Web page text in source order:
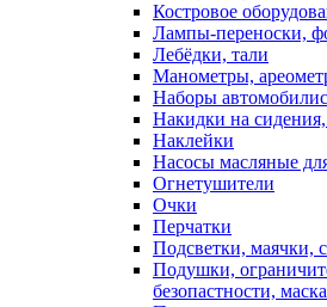
Костровое
Лампы-переноски,
Лебёдки, тали
Манометры,
Наборы
Накидки на сидения,
Наклейки
Насосы масляные
Огнетушители
Очки
Перчатки
Подсветки,
Подушки,
безопастности,